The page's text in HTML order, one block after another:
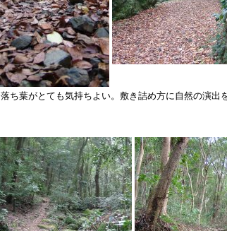
落ち葉がとても気持ちよい。敷き詰め方に自然の演出